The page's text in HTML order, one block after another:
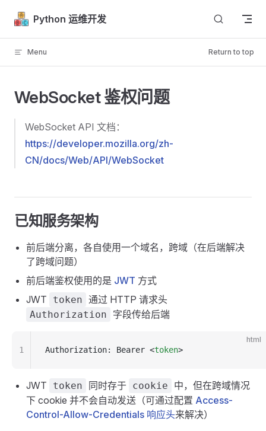
Skip to content
Python 运维开发
Menu Return to top
WebSocket 鉴权问题
WebSocket API 文档：
https://developer.mozilla.org/zh-
CN/docs/Web/API/WebSocket
已知服务架构
前后端分离，各自使用一个域名，跨域（在后端解决
了跨域问题）
前后端鉴权使用的是 JWT 方式
JWT
token 通过 HTTP 请求头
Authorization 字段传给后端
html
Authorization: Bearer <token>
1
JWT token 同时存于 cookie
中，但在跨域情况
下 cookie 并不会自动发送（可通过配置 Access-
Control-Allow-Credentials 响应头来解决）